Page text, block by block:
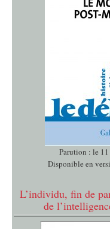
Parution : le
Disponible en
L’individu, fin de
de